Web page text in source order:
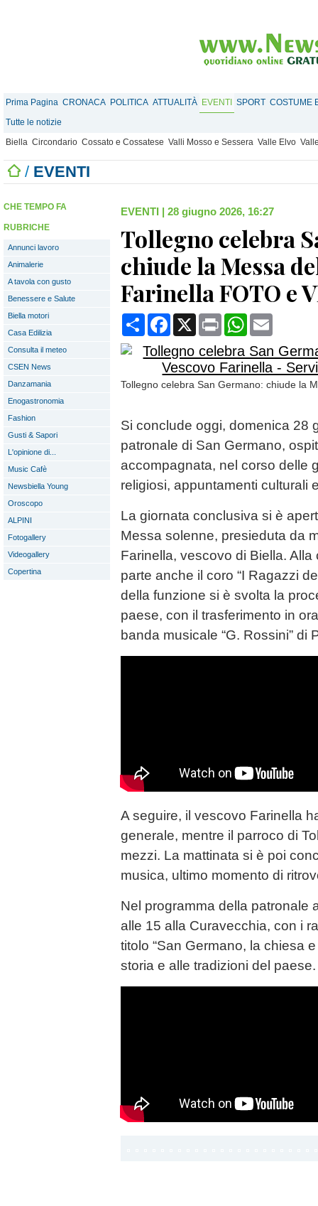
Prima Pagina CRONACA POLITICA ATTUALITÀ EVENTI SPORT COSTUME
Tutte le notizie
Biella Circondario Cossato e Cossatese Valli Mosso e Sessera Valle Elvo
/ EVENTI
CHE TEMPO FA
RUBRICHE
Annunci lavoro
Animalerie
A tavola con gusto
Benessere e Salute
Biella motori
Casa Edilizia
Consulta il meteo
CSEN News
Danzamania
Enogastronomia
Fashion
Gusti & Sapori
L'opinione di...
Music Cafè
Newsbiella Young
Oroscopo
ALPINI
Fotogallery
Videogallery
Copertina
EVENTI | 28 giugno 2026, 16:27
Tollegno celebra
chiude la Messa
Farinella FOTO e
CondividiFacebook
X Print WhatsApp
Tollegno celebra San Germano: chiude la
Si conclude oggi, domenica 28
patronale di San Germano,
accompagnata, nel corso delle
religiosi, appuntamenti culturali
La giornata conclusiva si è
Messa solenne, presieduta da
Farinella, vescovo di Biella.
parte anche il coro “I Ragazzi
della funzione si è svolta la
paese, con il trasferimento in
banda musicale “G. Rossini” di
A seguire, il vescovo Farinella
generale, mentre il parroco di
mezzi. La mattinata si è poi
musica, ultimo momento di
Nel programma della patronale
alle 15 alla Curavecchia, con i
titolo “San Germano, la chiesa
storia e alle tradizioni del paese.